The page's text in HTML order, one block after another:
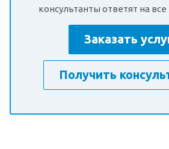
консультанты ответят на
Заказать
Получить